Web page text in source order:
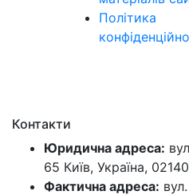
Політика
Контакти
Юридична адреса:
65 Київ, Україна, 02140
Фактична адреса: